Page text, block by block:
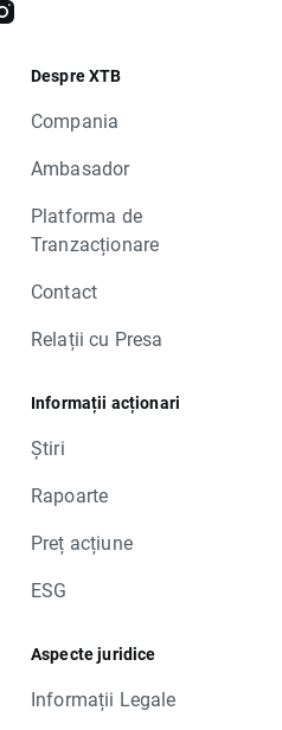
Despre XTB
Compania
Ambasador
Platforma de
Tranzacționare
Contact
Relații cu Presa
Informații acționari
Știri
Rapoarte
Preț acțiune
ESG
Aspecte juridice
Informații Legale